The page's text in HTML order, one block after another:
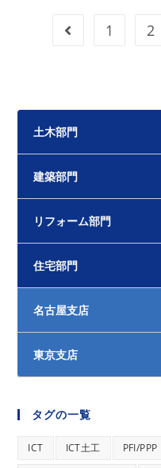
前のページヘ
1 2
土木部門
建築部門
リフォーム部門
住宅部門
名古屋支店
東京支店
タグの一覧
ICT ICT土工 PFI/PPP